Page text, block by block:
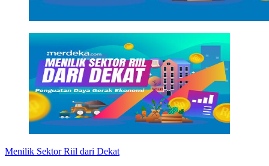
Menilik Sektor Riil dari Dekat